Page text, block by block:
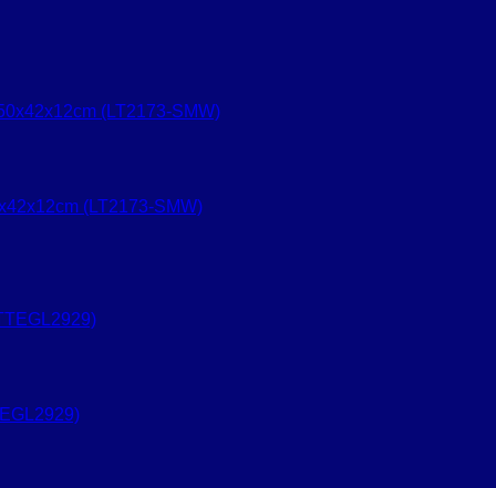
(LT2173-SMW)